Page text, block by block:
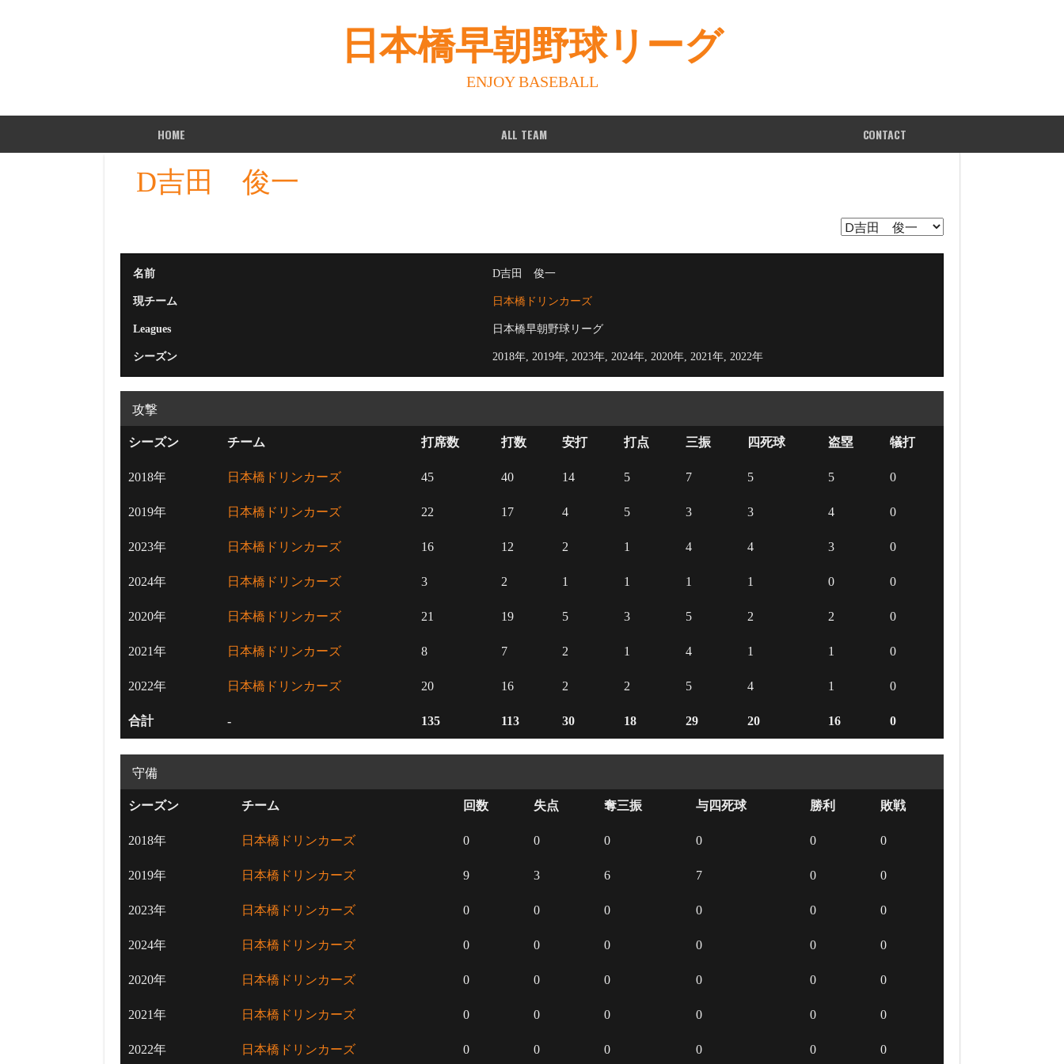
日本橋早朝野球リーグ
ENJOY BASEBALL
HOME ALL TEAM CONTACT
D吉田 俊一
名前 D吉田 俊一
現チーム 日本橋ドリンカーズ
Leagues 日本橋早朝野球リーグ
シーズン 2018年, 2019年, 2023年, 2024年, 2020年, 2021年, 2022年
攻撃
シーズン チーム 打席数 打数 安打 打点 三振 四死球 盗塁 犠打
2018年 日本橋ドリンカーズ 45 40 14 5 7 5 5 0
2019年 日本橋ドリンカーズ 22 17 4 5 3 3 4 0
2023年 日本橋ドリンカーズ 16 12 2 1 4 4 3 0
2024年 日本橋ドリンカーズ 3 2 1 1 1 1 0 0
2020年 日本橋ドリンカーズ 21 19 5 3 5 2 2 0
2021年 日本橋ドリンカーズ 8 7 2 1 4 1 1 0
2022年 日本橋ドリンカーズ 20 16 2 2 5 4 1 0
合計 - 135 113 30 18 29 20 16 0
守備
シーズン チーム 回数 失点 奪三振 与四死球 勝利 敗戦
2018年 日本橋ドリンカーズ 0 0 0 0 0 0
2019年 日本橋ドリンカーズ 9 3 6 7 0 0
2023年 日本橋ドリンカーズ 0 0 0 0 0 0
2024年 日本橋ドリンカーズ 0 0 0 0 0 0
2020年 日本橋ドリンカーズ 0 0 0 0 0 0
2021年 日本橋ドリンカーズ 0 0 0 0 0 0
2022年 日本橋ドリンカーズ 0 0 0 0 0 0